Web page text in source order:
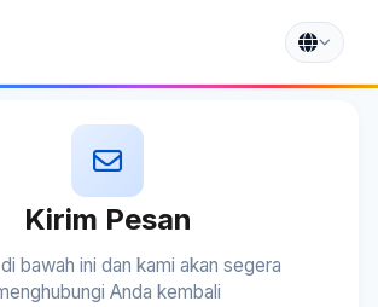
Kirim Pesan
bawah ini dan kami akan segera
Anda kembali